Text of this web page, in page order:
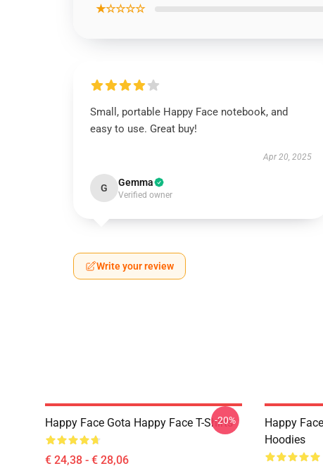
★☆☆☆☆
Small, portable Happy Face notebook, and
easy to use. Great buy!
Apr 20, 2025
G Gemma
Verified owner
Write your review
Happy Face Gota Happy Face T-Shirts
€ 24,38 - € 28,06
-20%
Happy
Hoodies